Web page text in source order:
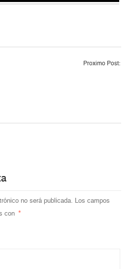
Proximo Post:
no será publicada. Los campos
con *